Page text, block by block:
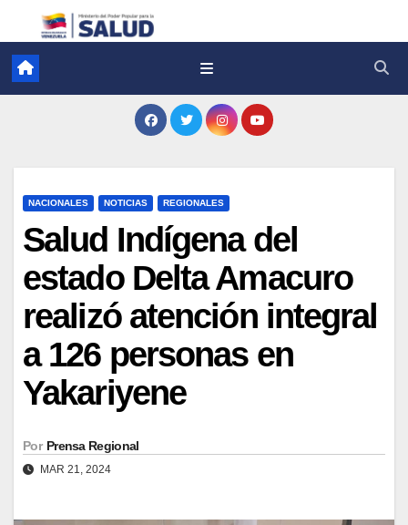
NACIONALES NOTICIAS REGIONALES
Salud Indígena del
estado Delta Amacuro
realizó atención integral
a 126 personas en
Yakariyene
Por Prensa Regional
MAR 21, 2024